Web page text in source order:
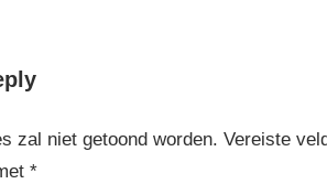
zal niet getoond worden. Vereiste
*